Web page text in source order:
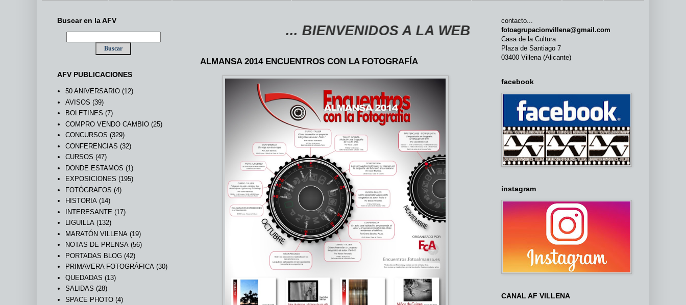
... BIENVENIDOS A LA WEB DE LA AGRUPACIÓN FOTOGRÁFICA
ALMANSA 2014 ENCUENTROS CON LA FOTOGRAFÍA
Buscar en la AFV
AFV PUBLICACIONES
50 ANIVERSARIO (12)
AVISOS (39)
BOLETINES (7)
COMPRO VENDO CAMBIO (25)
CONCURSOS (329)
CONFERENCIAS (32)
CURSOS (47)
DONDE ESTAMOS (1)
EXPOSICIONES (195)
FOTÓGRAFOS (4)
HISTORIA (14)
INTERESANTE (17)
LIGUILLA (132)
MARATÓN VILLENA (19)
NOTAS DE PRENSA (56)
PORTADAS BLOG (42)
PRIMAVERA FOTOGRÁFICA (30)
QUEDADAS (13)
SALIDAS (28)
SPACE PHOTO (4)
contacto...
fotoagrupacionvillena@gmail.com
Casa de la Cultura
Plaza de Santiago 7
03400 Villena (Alicante)
facebook
instagram
CANAL AF VILLENA